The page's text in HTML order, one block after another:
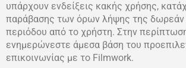
υπάρχουν ενδείξεις κακής χρήσης,
παράβασης των όρων λήψης της δωρεάν
περιόδου από το χρήστη. Στην
ενημερώνεστε άμεσα βάση του
επικοινωνίας με το Filmwork.